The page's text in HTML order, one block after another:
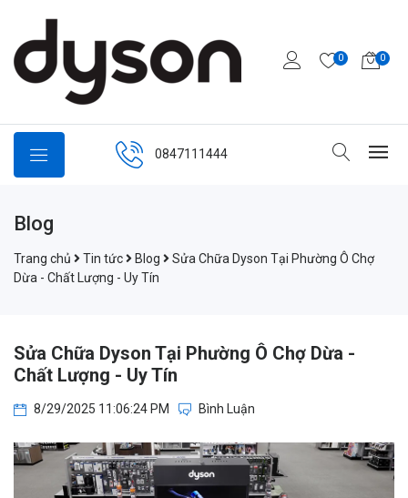
0 0
0847111444
Blog
Trang chủ Tin tức Blog
Sửa Chữa Dyson Tại Phường Ô Chợ
Dừa - Chất Lượng - Uy Tín
Sửa Chữa Dyson Tại Phường Ô Chợ Dừa -
Chất Lượng - Uy Tín
8/29/2025 11:06:24 PM Bình Luận